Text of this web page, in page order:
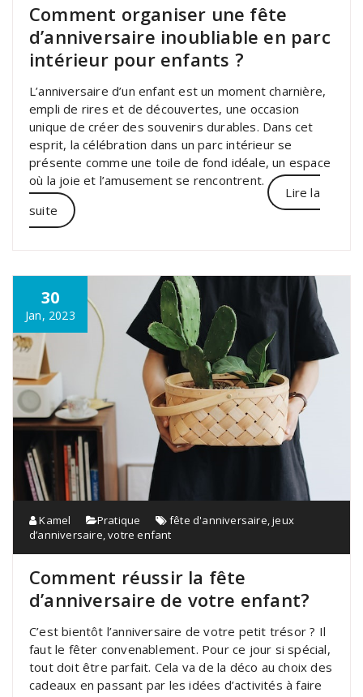
Comment organiser une fête
d’anniversaire inoubliable en parc
intérieur pour enfants ?
L’anniversaire d’un enfant est un moment charnière,
empli de rires et de découvertes, une occasion
unique de créer des souvenirs durables. Dans cet
esprit, la célébration dans un parc intérieur se
présente comme une toile de fond idéale, un espace
où la joie et l’amusement se rencontrent.
Lire la
suite
30
Jan, 2023
Kamel Pratique fête d'anniversaire,jeux
d’anniversaire,votre enfant
Comment réussir la fête
d’anniversaire de votre enfant?
C’est bientôt l’anniversaire de votre petit trésor ? Il
faut le fêter convenablement. Pour ce jour si spécial,
tout doit être parfait. Cela va de la déco au choix des
cadeaux en passant par les idées d’activités à faire